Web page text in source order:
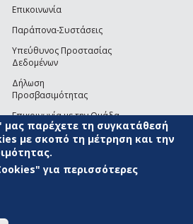
Επικοινωνία
Παράπονα-Συστάσεις
Υπεύθυνος Προστασίας
Δεδομένων
Δήλωση
Προσβασιμότητας
Επικοινωνία με την Ομάδα
Ανάπτυξης του site(link sends e-mail)
ΧΡΗΣΗΣ
παρέχετε τη συγκατάθεσή
με σκοπό τη μέτρηση και την
για περισσότερες